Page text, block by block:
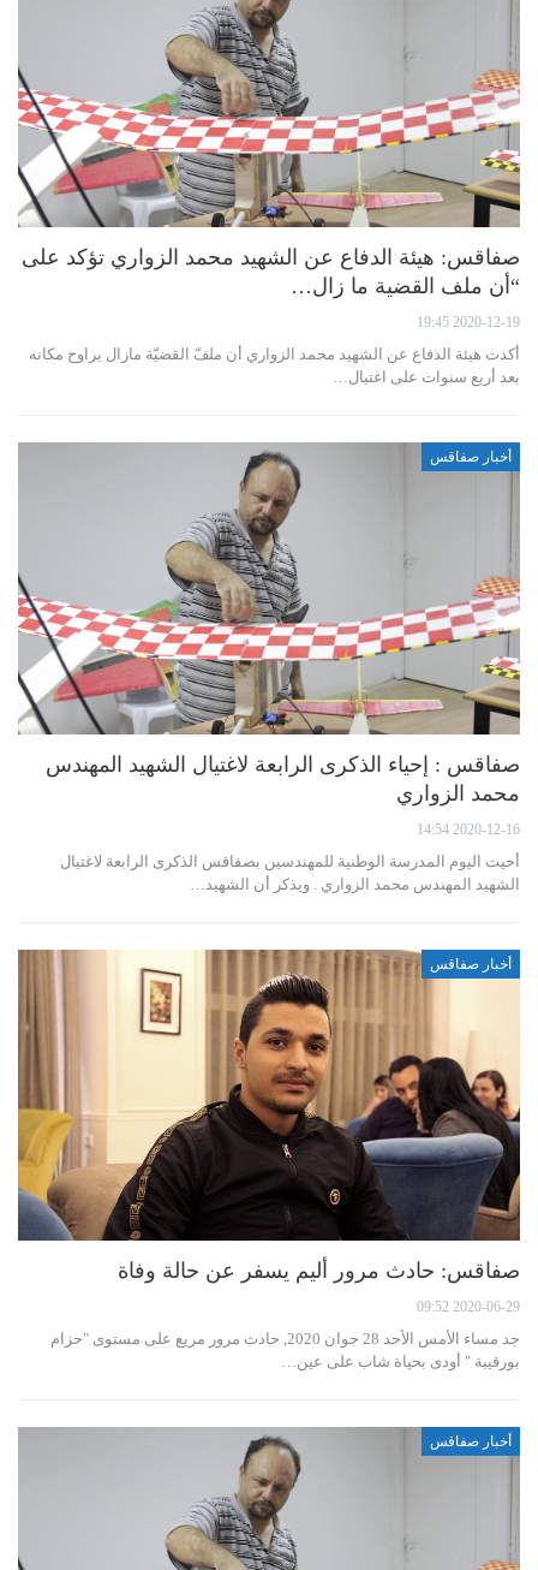
صفاقس: هيئة الدفاع عن الشهيد محمد الزواري تؤكد على
“أن ملف القضية ما زال…
2020-12-19 19:45
أكدت هيئة الدفاع عن الشهيد محمد الزواري أن ملفّ القضيّة مازال يراوح مكانه
بعد أربع سنوات على اغتيال…
أخبار صفاقس
صفاقس : إحياء الذكرى الرابعة لاغتيال الشهيد المهندس
محمد الزواري
2020-12-16 14:54
أحيت اليوم المدرسة الوطنية للمهندسين بصفاقس الذكرى الرابعة لاغتيال
الشهيد المهندس محمد الزواري . ويذكر أن الشهيد…
أخبار صفاقس
صفاقس: حادث مرور أليم يسفر عن حالة وفاة
2020-06-29 09:52
جد مساء الأمس الأحد 28 جوان 2020, حادث مرور مريع على مستوى "حزام
بورقيبة " أودى بحياة شاب على عين…
أخبار صفاقس